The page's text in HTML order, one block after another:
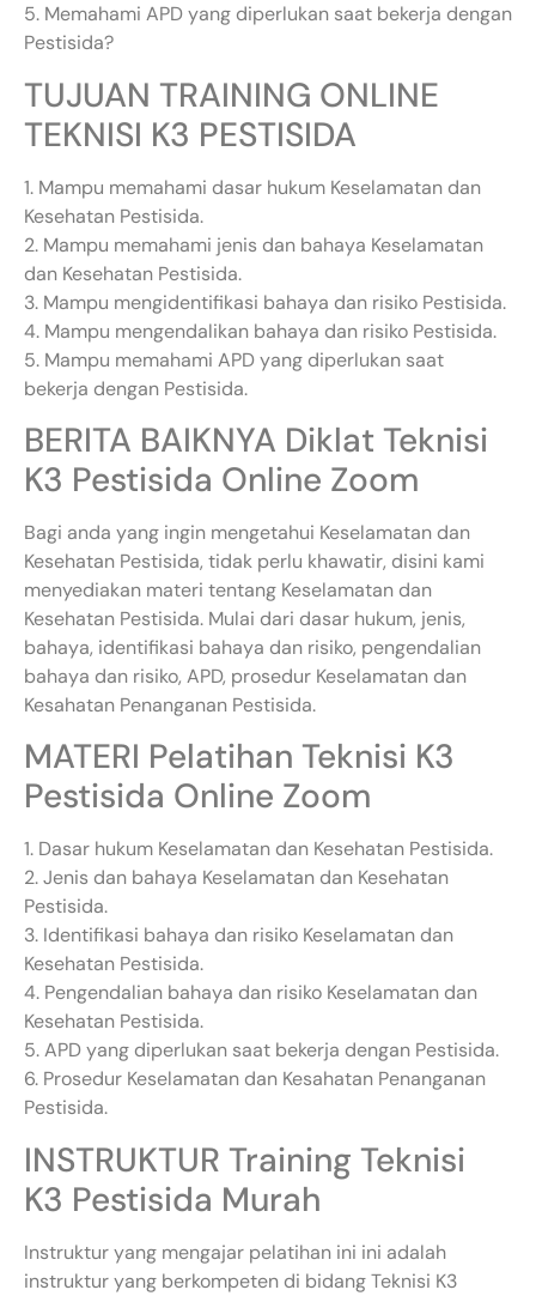
5. Memahami APD yang diperlukan saat bekerja dengan
Pestisida?
TUJUAN TRAINING ONLINE
TEKNISI K3 PESTISIDA
1. Mampu memahami dasar hukum Keselamatan dan
Kesehatan Pestisida.
2. Mampu memahami jenis dan bahaya Keselamatan
dan Kesehatan Pestisida.
3. Mampu mengidentifikasi bahaya dan risiko Pestisida.
4. Mampu mengendalikan bahaya dan risiko Pestisida.
5. Mampu memahami APD yang diperlukan saat
bekerja dengan Pestisida.
BERITA BAIKNYA Diklat Teknisi
K3 Pestisida Online Zoom
Bagi anda yang ingin mengetahui Keselamatan dan
Kesehatan Pestisida, tidak perlu khawatir, disini kami
menyediakan materi tentang Keselamatan dan
Kesehatan Pestisida. Mulai dari dasar hukum, jenis,
bahaya, identifikasi bahaya dan risiko, pengendalian
bahaya dan risiko, APD, prosedur Keselamatan dan
Kesahatan Penanganan Pestisida.
MATERI Pelatihan Teknisi K3
Pestisida Online Zoom
1. Dasar hukum Keselamatan dan Kesehatan Pestisida.
2. Jenis dan bahaya Keselamatan dan Kesehatan
Pestisida.
3. Identifikasi bahaya dan risiko Keselamatan dan
Kesehatan Pestisida.
4. Pengendalian bahaya dan risiko Keselamatan dan
Kesehatan Pestisida.
5. APD yang diperlukan saat bekerja dengan Pestisida.
6. Prosedur Keselamatan dan Kesahatan Penanganan
Pestisida.
INSTRUKTUR Training Teknisi
K3 Pestisida Murah
Instruktur yang mengajar pelatihan ini ini adalah
instruktur yang berkompeten di bidang Teknisi K3